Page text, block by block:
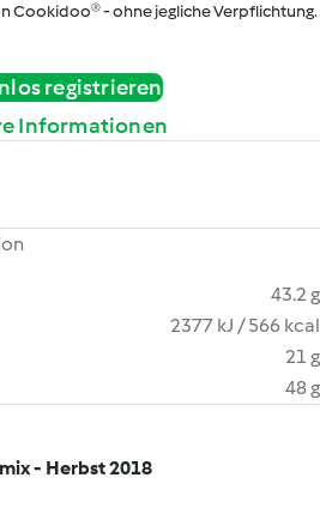
Cookidoo® - ohne jegliche Verpflichtung.
registrieren
Informationen
43.2 g
2377 kJ / 566 kcal
21 g
48 g
- Herbst 2018